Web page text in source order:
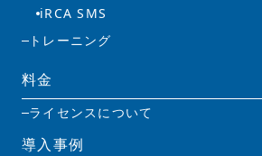
iRCA SMS
トレーニング
料金
ライセンスについて
導入事例